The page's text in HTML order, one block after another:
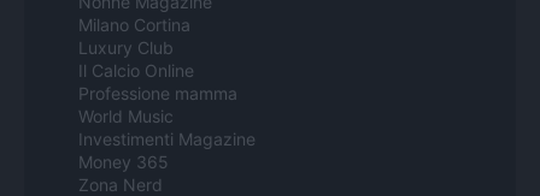
Milano Cortina
Luxury Club
Il Calcio Online
Professione mamma
World Music
Investimenti Magazine
Money 365
Zona Nerd